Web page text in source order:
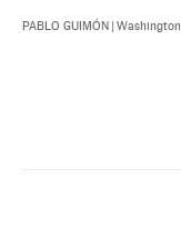
PABLO GUIMÓN | Washington